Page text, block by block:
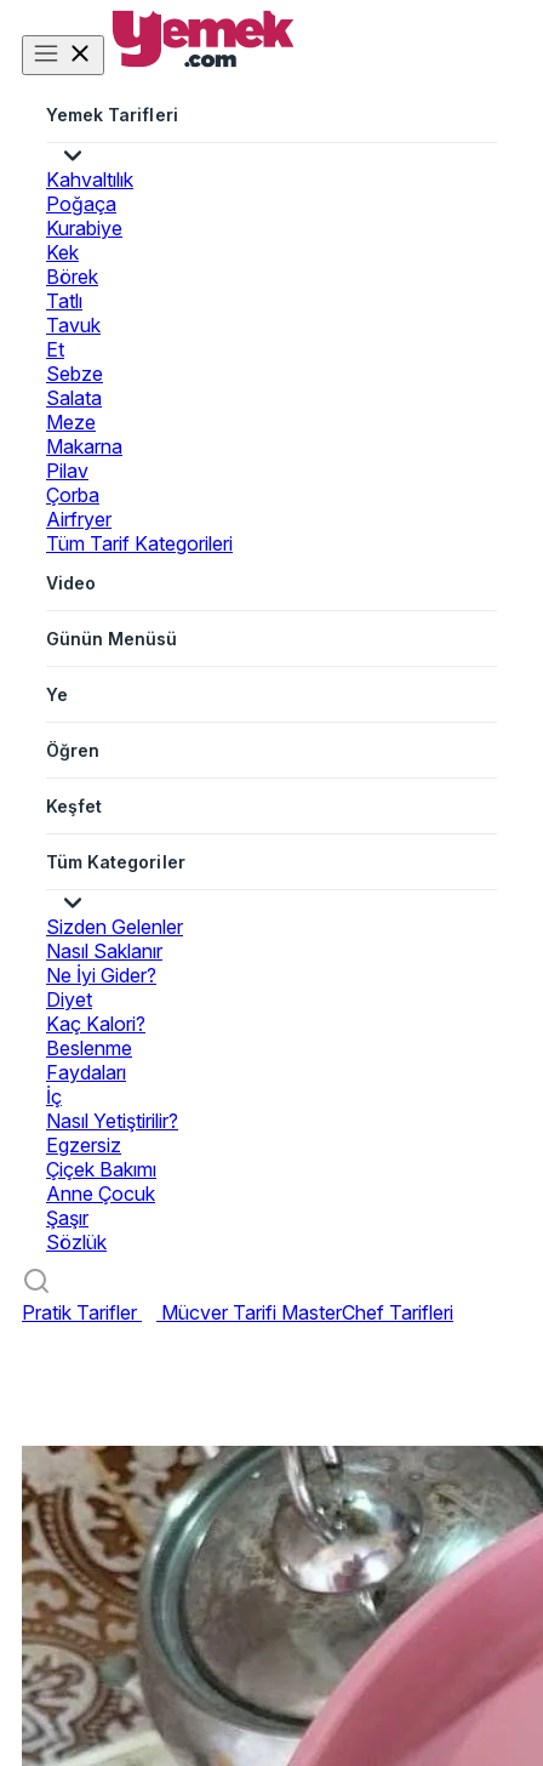
Yemek Tarifleri
Kahvaltılık
Poğaça
Kurabiye
Kek
Börek
Tatlı
Tavuk
Et
Sebze
Salata
Meze
Makarna
Pilav
Çorba
Airfryer
Tüm Tarif Kategorileri
Video
Günün Menüsü
Ye
Öğren
Keşfet
Tüm Kategoriler
Sizden Gelenler
Nasıl Saklanır
Ne İyi Gider?
Diyet
Kaç Kalori?
Beslenme
Faydaları
İç
Nasıl Yetiştirilir?
Egzersiz
Çiçek Bakımı
Anne Çocuk
Şaşır
Sözlük
Pratik Tarifler Mücver Tarifi MasterChef Tarifleri